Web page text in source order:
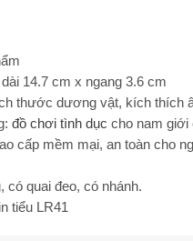
14.7 cm x ngang 3.6 cm
thước dương vật, kích thích
đồ chơi tình dục cho nam giới
cấp mềm mại, an toàn cho
có quai đeo, có nhánh.
tiểu LR41